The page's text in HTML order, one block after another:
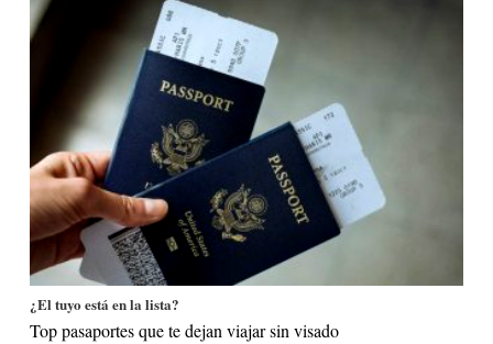
¿El tuyo está en la lista?
Top pasaportes que te dejan viajar sin visado